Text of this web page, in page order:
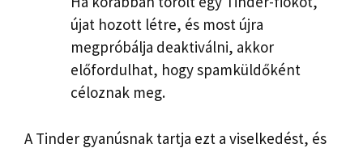
újat hozott létre, és most újra
megpróbálja deaktiválni, akkor
előfordulhat, hogy spamküldőként
céloznak meg.
A Tinder gyanúsnak tartja ezt a viselkedést, és